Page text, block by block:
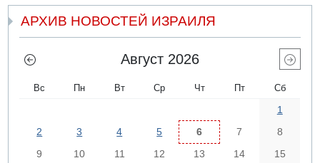
АРХИВ НОВОСТЕЙ ИЗРАИЛЯ
Август 2026
Вс Пн Вт Ср Чт Пт Сб
1
2
3 4 5 6 7
8
9
10 11 12 13 14
15